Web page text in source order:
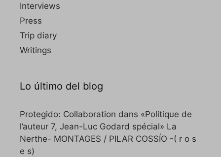
Interviews
Press
Trip diary
Writings
Lo último del blog
Protegido: Collaboration dans «Politique de
l’auteur 7, Jean-Luc Godard spécial» La
Nerthe- MONTAGES / PILAR COSSÍO -( r o s
e s)